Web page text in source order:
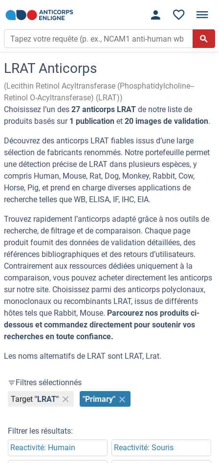
LRAT Anticorps
(Lecithin Retinol Acyltransferase (Phosphatidylcholine--
Retinol O-Acyltransferase) (LRAT))
Choisissez l’un des 27 anticorps LRAT de notre liste de
produits basés sur 1 publication et 20 images de validation.
Découvrez des anticorps LRAT fiables issus d’une large
sélection de fabricants renommés. Notre portefeuille permet
une détection précise de LRAT dans plusieurs espèces, y
compris Human, Mouse, Rat, Dog, Monkey, Rabbit, Cow,
Horse, Pig, et prend en charge diverses applications de
recherche telles que WB, ELISA, IF, IHC, EIA.
Trouvez rapidement l’anticorps adapté grâce à nos outils de
recherche, de filtrage et de comparaison. Chaque page
produit fournit des données de validation détaillées, des
références bibliographiques et des retours d’utilisateurs.
Contrairement aux ressources dédiées uniquement à la
comparaison, vous pouvez acheter directement les anticorps
sur notre site. Choisissez parmi des anticorps polyclonaux,
monoclonaux ou recombinants LRAT, issus de différents
hôtes tels que Rabbit, Mouse. Parcourez nos produits ci-
dessous et commandez directement pour soutenir vos
recherches en toute confiance.
Les noms alternatifs de LRAT sont LRAT, Lrat.
Filtres sélectionnés
Target "LRAT" "Primary"
Filtrer les résultats:
Reactivité: Humain
Reactivité: Souris